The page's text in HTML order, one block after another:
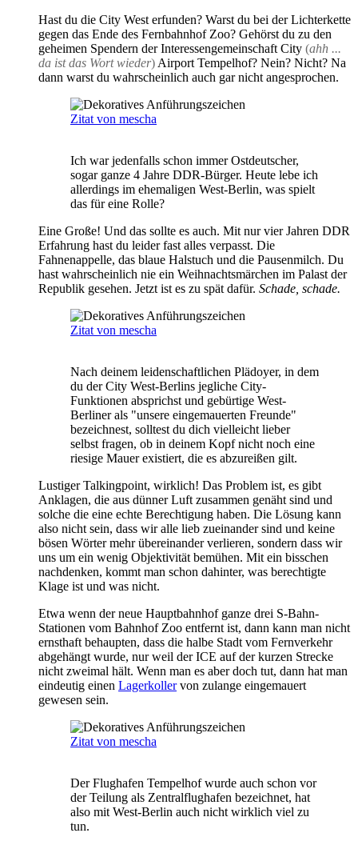
Hast du die City West erfunden? Warst du bei der Lichterkette
gegen das Ende des Fernbahnhof Zoo? Gehörst du zu den
geheimen Spendern der Interessengemeinschaft City (ahh ...
da ist das Wort wieder) Airport Tempelhof? Nein? Nicht? Na
dann warst du wahrscheinlich auch gar nicht angesprochen.
Zitat von mescha
Ich war jedenfalls schon immer Ostdeutscher,
sogar ganze 4 Jahre DDR-Bürger. Heute lebe ich
allerdings im ehemaligen West-Berlin, was spielt
das für eine Rolle?
Eine Große! Und das sollte es auch. Mit nur vier Jahren DDR
Erfahrung hast du leider fast alles verpasst. Die
Fahnenappelle, das blaue Halstuch und die Pausenmilch. Du
hast wahrscheinlich nie ein Weihnachtsmärchen im Palast der
Republik gesehen. Jetzt ist es zu spät dafür. Schade, schade.
Zitat von mescha
Nach deinem leidenschaftlichen Plädoyer, in dem
du der City West-Berlins jegliche City-
Funktionen absprichst und gebürtige West-
Berliner als "unsere eingemauerten Freunde"
bezeichnest, solltest du dich vielleicht lieber
selbst fragen, ob in deinem Kopf nicht noch eine
riesige Mauer existiert, die es abzureißen gilt.
Lustiger Talkingpoint, wirklich! Das Problem ist, es gibt
Anklagen, die aus dünner Luft zusammen genäht sind und
solche die eine echte Berechtigung haben. Die Lösung kann
also nicht sein, dass wir alle lieb zueinander sind und keine
bösen Wörter mehr übereinander verlieren, sondern dass wir
uns um ein wenig Objektivität bemühen. Mit ein bisschen
nachdenken, kommt man schon dahinter, was berechtigte
Klage ist und was nicht.
Etwa wenn der neue Hauptbahnhof ganze drei S-Bahn-
Stationen vom Bahnhof Zoo entfernt ist, dann kann man nicht
ernsthaft behaupten, dass die halbe Stadt vom Fernverkehr
abgehängt wurde, nur weil der ICE auf der kurzen Strecke
nicht zweimal hält. Wenn man es aber doch tut, dann hat man
eindeutig einen Lagerkollervon zulange eingemauert
gewesen sein.
Zitat von mescha
Der Flughafen Tempelhof wurde auch schon vor
der Teilung als Zentralflughafen bezeichnet, hat
also mit West-Berlin auch nicht wirklich viel zu
tun.